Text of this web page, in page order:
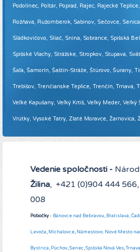
Podolínec, Poltár, Poprad, Rajec, Rajecké
Rožňava, Ružomberok, Sabinov, Sečovce,
Sládkovičovo, Sliač, Snina, Sobrance, Spišská
Spišské Vlachy, Strážske, Stropkov, Stupava,
Šaľa, Šamorín, Šaštín-Stráže, Štúrovo, Šurany,
Trebišov, Trenčianske Teplice, Trenčín, Trnava,
Veľké Kapušany, Veľký Krtíš, Veľký Meder, Veľký
Vrútky, Vysoké Tatry, Zlaté Moravce, Žarnovica,
Vedenie spoločnosti -
Žilina, +421 (0)904 444
008
Pobočky- Bánovce nad Bebravou, Bratislava,
Levoča, Michalovce, Námestovo. Nové Mesto
Bystrica, Púchov,Senec,Spišská Nová Ves,